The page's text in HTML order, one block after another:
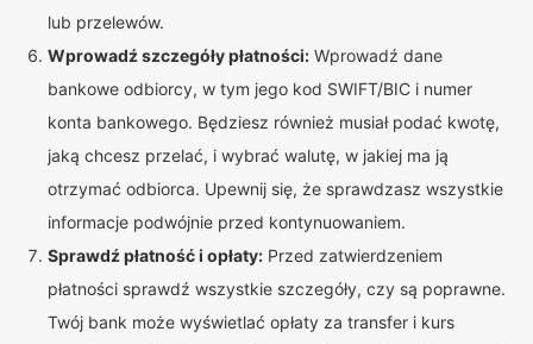
lub przelewów.
Wprowadź szczegóły płatności: Wprowadź dane
bankowe odbiorcy, w tym jego kod SWIFT/BIC i numer
konta bankowego. Będziesz również musiał podać kwotę,
jaką chcesz przelać, i wybrać walutę, w jakiej ma ją
otrzymać odbiorca. Upewnij się, że sprawdzasz wszystkie
informacje podwójnie przed kontynuowaniem.
Sprawdź płatność i opłaty: Przed zatwierdzeniem
płatności sprawdź wszystkie szczegóły, czy są poprawne.
Twój bank może wyświetlać opłaty za transfer i kurs